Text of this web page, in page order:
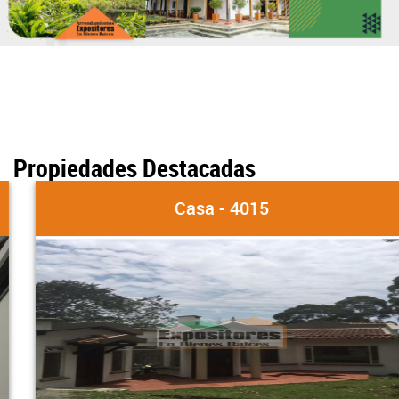
Propiedades Destacadas
Casa - 4015